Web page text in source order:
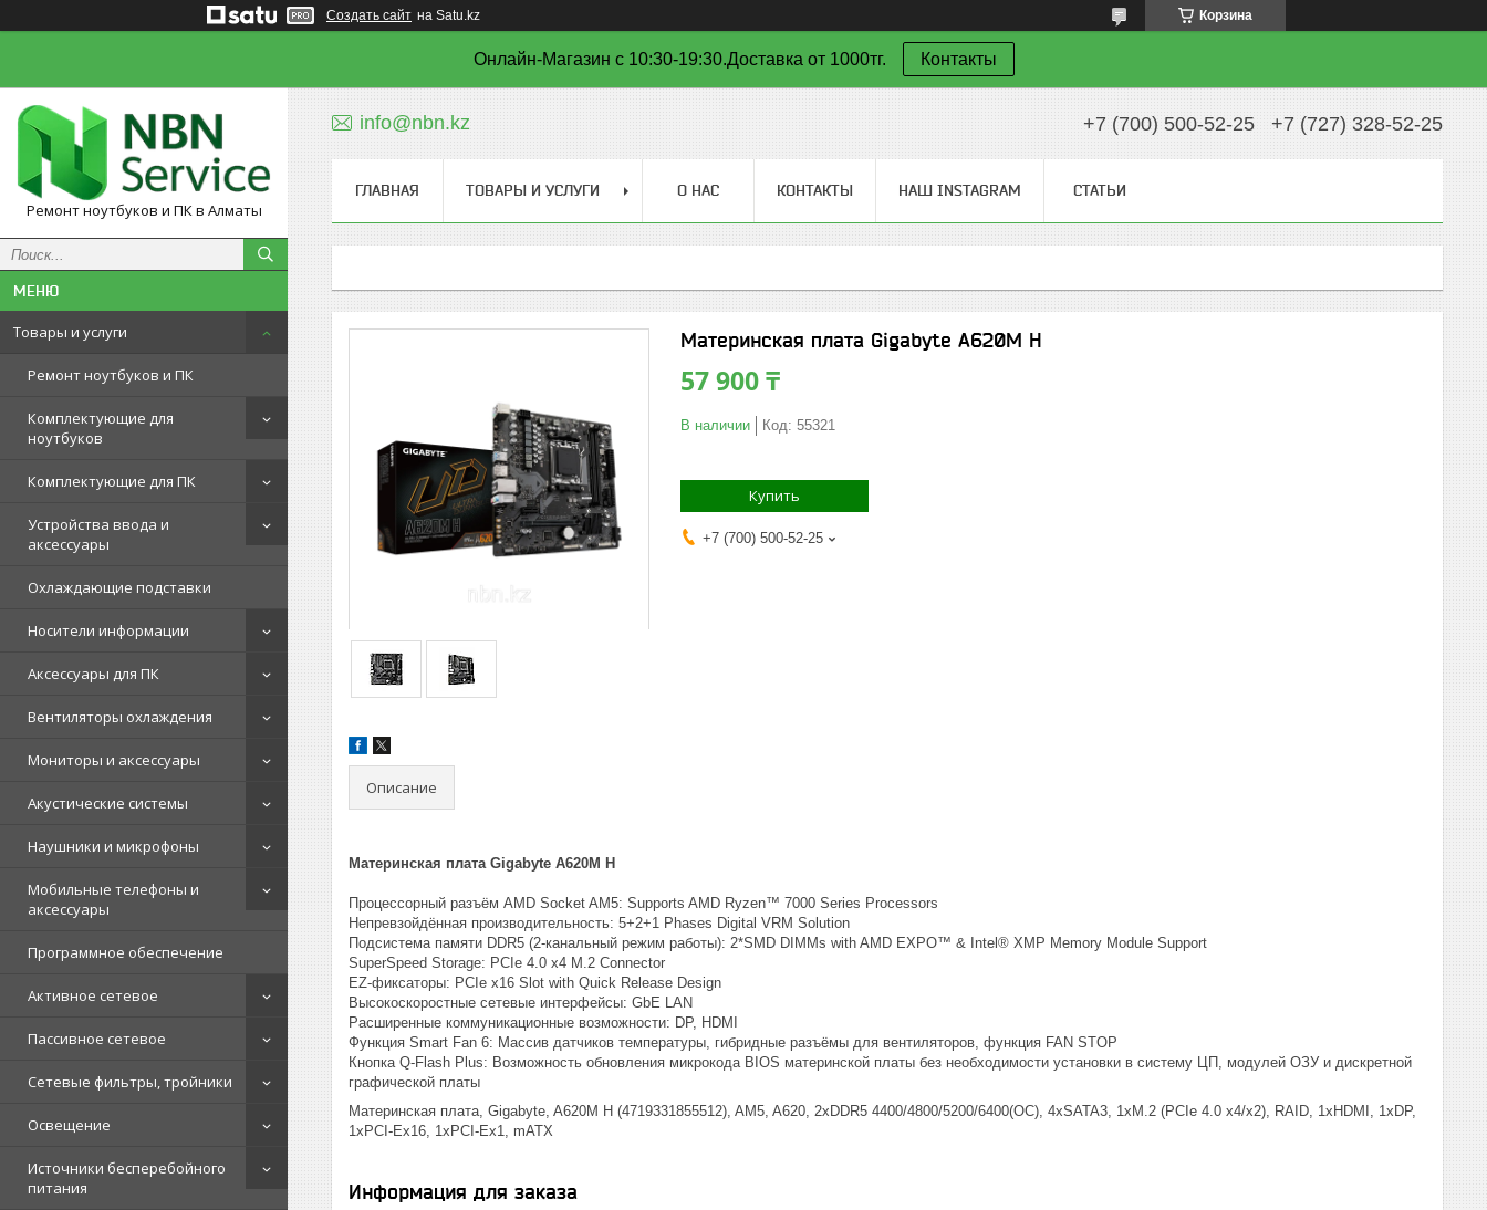
Создать сайт на Satu.kz Корзина
Онлайн-Магазин с 10:30-19:30.Доставка от 1000тг. Контакты
Ремонт ноутбуков и ПК в Алматы
Товары и услуги
Ремонт ноутбуков и ПК
Комплектующие для
ноутбуков
Комплектующие для ПК
Устройства ввода и
аксессуары
Охлаждающие подставки
Носители информации
Аксессуары для ПК
Вентиляторы охлаждения
Мониторы и аксессуары
Акустические системы
Наушники и микрофоны
Мобильные телефоны и
аксессуары
Программное обеспечение
Активное сетевое
Пассивное сетевое
Сетевые фильтры, тройники
Освещение
Источники бесперебойного
питания
info@nbn.kz +7 (700) 500-52-25 +7 (727) 328-52-25
ГЛАВНАЯ ТОВАРЫ И УСЛУГИ О НАС КОНТАКТЫ НАШ INSTAGRAM СТАТЬИ
Материнская плата Gigabyte A620M H
57 900 ₸
В наличии Код: 55321
Купить
+7 (700) 500-52-25
Описание
Материнская плата Gigabyte A620M H
Процессорный разъём AMD Socket AM5: Supports AMD Ryzen™ 7000 Series Processors
Непревзойдённая производительность: 5+2+1 Phases Digital VRM Solution
Подсистема памяти DDR5 (2-канальный режим работы): 2*SMD DIMMs with AMD EXPO™ & Intel® XMP Memory Module Support
SuperSpeed Storage: PCIe 4.0 x4 M.2 Connector
EZ-фиксаторы: PCIe x16 Slot with Quick Release Design
Высокоскоростные сетевые интерфейсы: GbE LAN
Расширенные коммуникационные возможности: DP, HDMI
Функция Smart Fan 6: Массив датчиков температуры, гибридные разъёмы для вентиляторов, функция FAN STOP
Кнопка Q-Flash Plus: Возможность обновления микрокода BIOS материнской платы без необходимости установки в систему ЦП, модулей ОЗУ и дискретной
графической платы
Материнская плата, Gigabyte, A620M H (4719331855512), AM5, A620, 2xDDR5 4400/4800/5200/6400(OC), 4xSATA3, 1xM.2 (PCIe 4.0 x4/x2), RAID, 1xHDMI, 1хDP,
1xPCI-Ex16, 1xPCI-Ex1, mATX
Информация для заказа